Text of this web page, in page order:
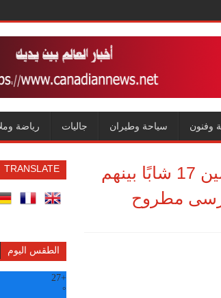
وفنون سياحة وطيران جاليات رياضة
مأساة جديدة في عرض المتوسط.. انتشال جثامين 17 شابًا بينهم
مطروح
TRANSLATE
الطقس اليوم
+
27
°